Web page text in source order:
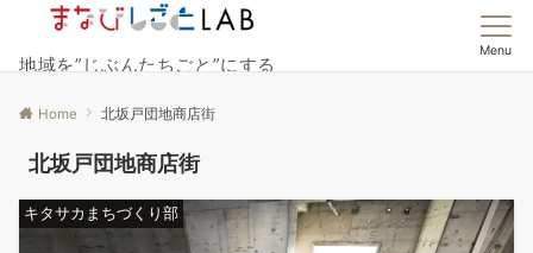
地域を”じぶんたちごと”にする
Menu
Home 北坂戸団地商店街
北坂戸団地商店街
キタサカまちづくり部